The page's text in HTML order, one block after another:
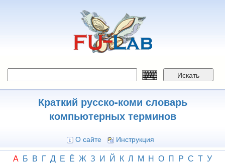
Искать
Краткий русско-коми словарь
компьютерных терминов
О сайте Инструкция
А Б В Г Д Е Ё Ж З И Й К Л М Н О П Р С Т У